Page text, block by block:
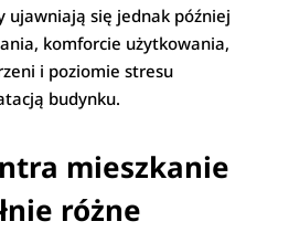
ujawniają się jednak później
komforcie użytkowania,
i poziomie stresu
budynku.
mieszkanie
różne